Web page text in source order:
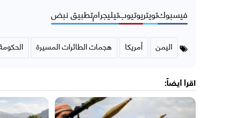
فيسبوكتويتريوتيوبتيليجرامتطبيق نبض
اليمن أمريكا هجمات الطائرات المسيرة
اقرأ أيضاً: